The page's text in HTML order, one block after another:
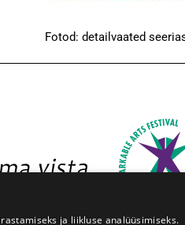
Fotod: detailvaated
ja liikluse analüüsimiseks.